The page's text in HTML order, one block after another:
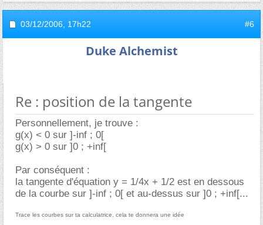
03/12/2006, 17h22 #6
Duke Alchemist
Re : position de la tangente
Personnellement, je trouve :
g(x) < 0 sur ]-inf ; 0[
g(x) > 0 sur ]0 ; +inf[
Par conséquent :
la tangente d'équation y = 1/4x + 1/2 est en dessous
de la courbe sur ]-inf ; 0[ et au-dessus sur ]0 ; +inf[...
Trace les courbes sur ta calculatrice, cela te donnera une idée